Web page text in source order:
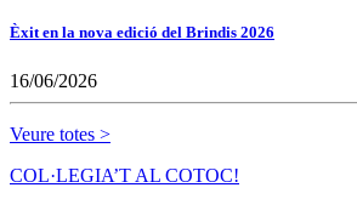
Èxit en la nova edició del Brindis 2026
16/06/2026
Veure totes >
COL·LEGIA’T AL COTOC!